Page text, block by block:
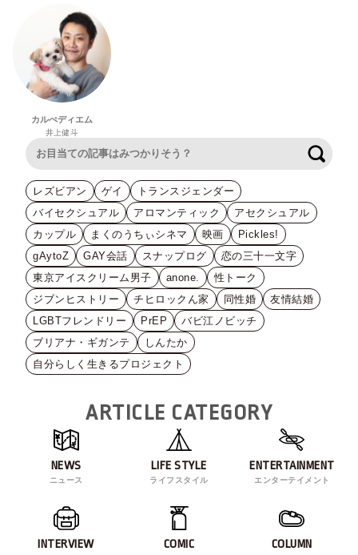
カルぺディエム
井上健斗
レズビアン ゲイ
トランスジェンダー
バイセクシュアル
アロマンティック
アセクシュアル
カップル
まくのうちぃシネマ 映画
Pickles!
gAytoZ
GAY会話 スナップログ
恋の三十一文字
東京アイスクリーム男子
anone.
性トーク
ジブンヒストリー
チヒロックん家 同性婚
友情結婚
LGBTフレンドリー
PrEP
バビ江ノビッチ
ブリアナ・ギガンテ
しんたか
自分らしく生きるプロジェクト
ARTICLE CATEGORY
NEWS
ニュース
LIFE STYLE
ライフスタイル
ENTERTAINMENT
エンターテイメント
INTERVIEW COMIC COLUMN